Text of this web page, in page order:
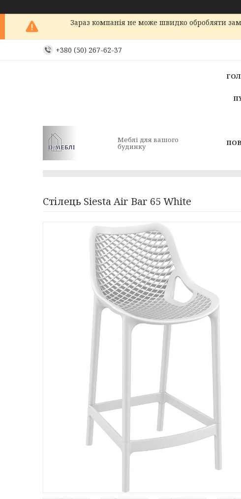
Зараз компанія не може швидко обробляти
+380 (50) 267-62-37
Меблі для вашого
будинку
Стілець Siesta Air Bar 65 White